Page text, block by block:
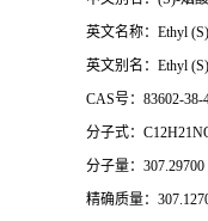
英文名称：Ethyl
英文别名：Ethyl
CAS号：83602-38-
分子式：
分子量：307.29700
精确质量：